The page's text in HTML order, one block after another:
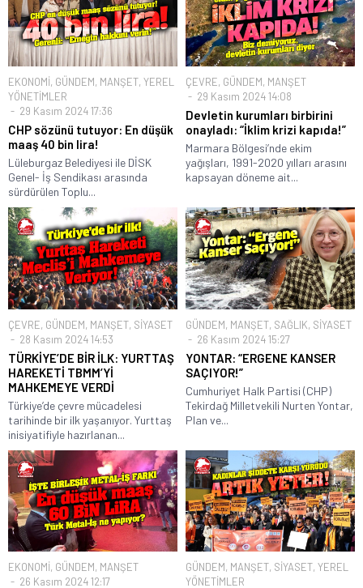
EKONOMİ, GÜNDEM, MANŞET, YEREL
YÖNETİMLER
29 Kasım 2024 17:36
CHP sözünü tutuyor: En düşük
maaş 40 bin lira!
Lüleburgaz Belediyesi ile DİSK
Genel- İş Sendikası arasında
sürdürülen Toplu...
ÇEVRE, GÜNDEM, MANŞET
29 Kasım 2024 14:08
Devletin kurumları birbirini
onayladı: “İklim krizi kapıda!”
Marmara Bölgesi’nde ekim
yağışları, 1991-2020 yılları arasını
kapsayan döneme ait...
ÇEVRE, GÜNDEM, MANŞET, SİYASET
28 Kasım 2024 14:53
TÜRKİYE’DE BİR İLK: YURTTAŞ
HAREKETİ TBMM’Yİ
MAHKEMEYE VERDİ
Türkiye’de çevre mücadelesi
tarihinde bir ilk yaşanıyor. Yurttaş
inisiyatifiyle hazırlanan...
GÜNDEM, MANŞET, SAĞLIK, SİYASET
26 Kasım 2024 15:27
YONTAR: “ERGENE KANSER
SAÇIYOR!”
Cumhuriyet Halk Partisi (CHP)
Tekirdağ Milletvekili Nurten Yontar,
Plan ve...
EKONOMİ, GÜNDEM, MANŞET
26 Kasım 2024 12:17
GÜNDEM, MANŞET, SİYASET, YEREL
YÖNETİMLER